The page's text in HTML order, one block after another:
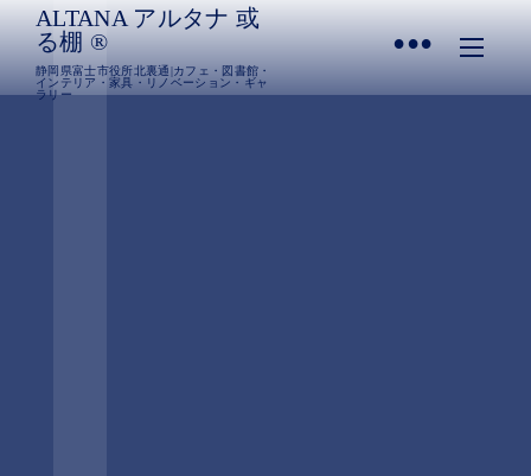
ALTANA アルタナ 或
る棚 ®︎
静岡県富士市役所北裏通|カフェ・図書館・
インテリア・家具・リノベーション・ギャ
ラリー
•